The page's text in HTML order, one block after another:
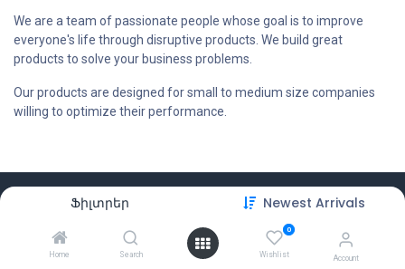
Ֆիլտրեր Newest Arrivals
Home Search
0
Wishlist Account
We are a team of passionate people whose goal is to improve
everyone's life through disruptive products. We build great
products to solve your business problems.
Our products are designed for small to medium size companies
willing to optimize their performance.
Copyright © Compstore LLC